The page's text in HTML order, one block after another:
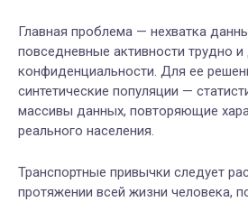
Главная проблема — нехватка
повседневные активности трудно
конфиденциальности. Для ее
синтетические популяции —
массивы данных, повторяющие
реального населения.
Транспортные привычки следует
протяжении всей жизни человека,